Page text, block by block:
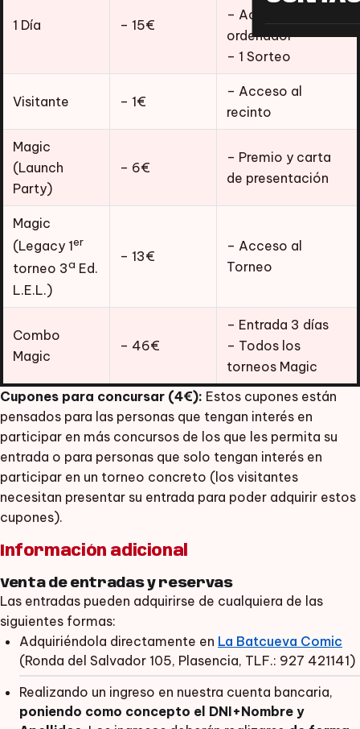
1 Día – 15€
– Acceso con
ordenador
– 1 Sorteo
Visitante – 1€
– Acceso al
recinto
Magic
(Launch
Party)
– 6€
– Premio y carta
de presentación
Magic
(Legacy 1er
torneo 3a Ed.
L.E.L.)
– 13€
– Acceso al
Torneo
Combo
Magic
– 46€
– Entrada 3 días
– Todos los
torneos Magic
Cupones para concursar (4€): Estos cupones están
pensados para las personas que tengan interés en
participar en más concursos de los que les permita su
entrada o para personas que solo tengan interés en
participar en un torneo concreto (los visitantes
necesitan presentar su entrada para poder adquirir estos
cupones).
Información adicional
Venta de entradas y reservas
Las entradas pueden adquirirse de cualquiera de las
siguientes formas:
Adquiriéndola directamente en La Batcueva Comic
(Ronda del Salvador 105, Plasencia, TLF.: 927 421141)
Realizando un ingreso en nuestra cuenta bancaria,
poniendo como concepto el DNI+Nombre y